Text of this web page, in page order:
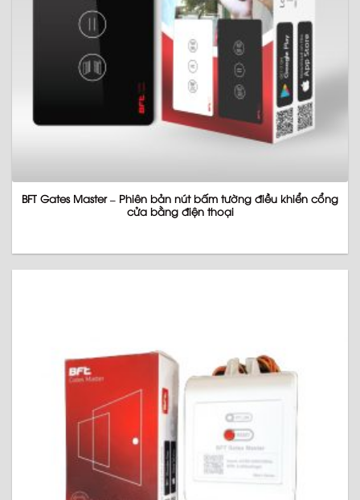
BFT Gates Master – Phiên bản nút bấm tường điều khiển cổng
cửa bằng điện thoại